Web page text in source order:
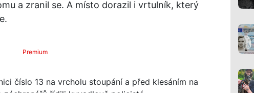
a zranil se. A místo dorazil i vrtulník, který
Premium
číslo 13 na vrcholu stoupání a před klesáním na